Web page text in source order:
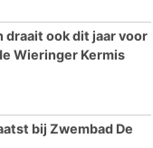
draait ook dit jaar voor
Wieringer Kermis
bij Zwembad De